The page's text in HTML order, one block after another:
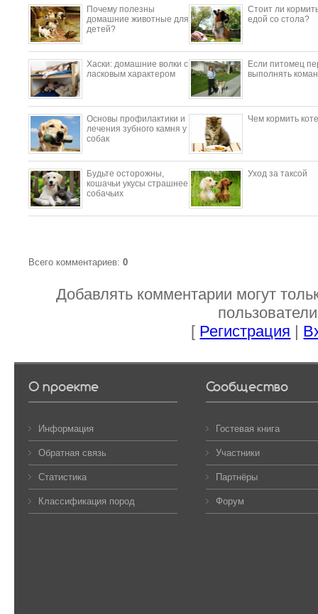
Почему полезны
домашние животные для
детей?
Стоит ли
едой со стола?
​Хаски: домашние волки с
ласковым характером
Если питомец
выполнять
Основы профилактики и
лечения зубного камня у
собак
Чем кормить
Будьте осторожны,
кошачьи укусы страшнее
собачьих
Уход за таксой
Всего комментариев: 0
Добавлять комментарии могут
[ Регистрация |
О проекте
Информация
Обратная связь
Статистика
Классификация пород
Сообщество
Гостевая книга
Участники
Партнёры
Форум